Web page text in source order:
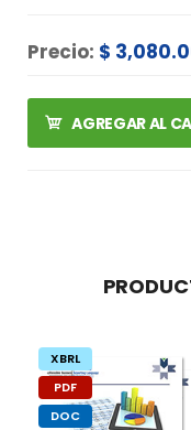
Precio: $
AGREGAR AL
XBRL
PDF
DOC